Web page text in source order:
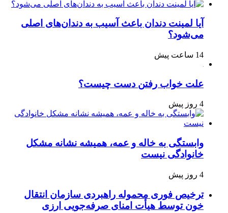
آیا لمینت دندان باعث آسیب به دندان‌های اصلی
می‌شود؟
14 ساعت پیش
علت خواب رفتن دست چیست؟
4 روز پیش
وابستگی به خاله و عمه، همیشه نشانه مشکل
خانوادگی نیست
4 روز پیش
ترخیص فوری محموله راهبردی سازمان انتقال
خون توسط هیأت امنای صرفه‌جویی ارزی